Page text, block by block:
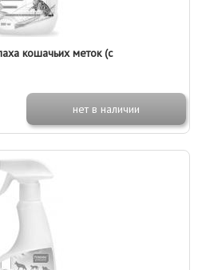
кошачьих меток (с
нет в наличии